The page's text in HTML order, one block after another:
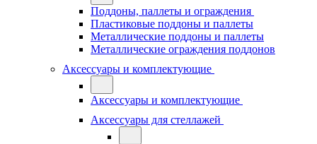
Поддоны, паллеты и ограждения
Пластиковые поддоны и паллеты
Металлические поддоны и паллеты
Металлические ограждения поддонов
Аксессуары и комплектующие
Аксессуары и комплектующие
Аксессуары для стеллажей